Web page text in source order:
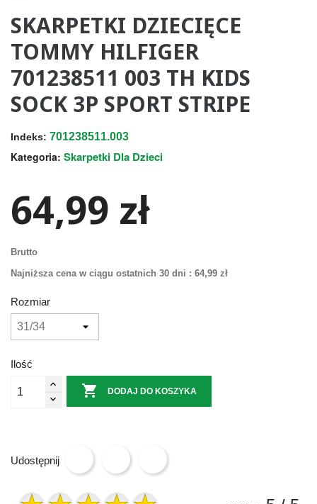
SKARPETKI DZIECIĘCE
TOMMY HILFIGER
701238511 003 TH KIDS
SOCK 3P SPORT STRIPE
Indeks: 701238511.003
Kategoria: Skarpetki Dla Dzieci
64,99 zł
Brutto
Najniższa cena w ciągu ostatnich 30 dni : 64,99 zł
Rozmiar
Ilość
 DODAJ DO KOSZYKA
Udostępnij